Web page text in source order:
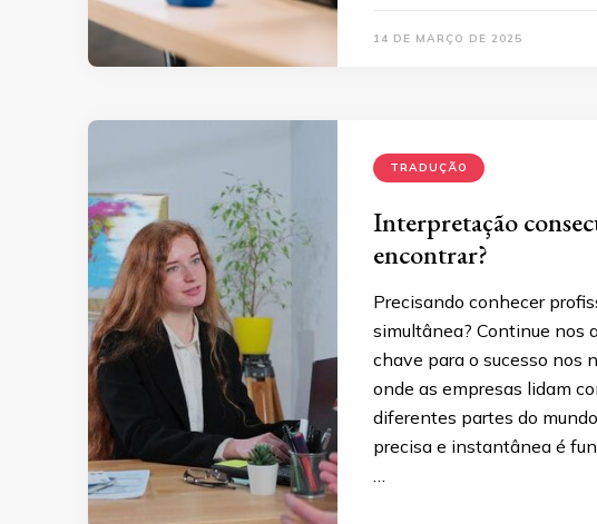
14 DE MARÇO DE 2025
TRADUÇÃO
Interpretação
encontrar?
Precisando conhecer
simultânea? Continue nos
chave para o sucesso nos
onde as empresas lidam
diferentes partes do
precisa e instantânea é
…